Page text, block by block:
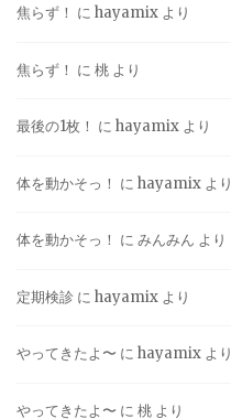
焦らず！ に hayamix より
焦らず！ に 桃 より
最後の1枚！ に hayamix より
体を動かそっ！ に hayamix より
体を動かそっ！ に みんみん より
定期検診 に hayamix より
やってきたよ〜 に hayamix より
やってきたよ〜 に 桃 より